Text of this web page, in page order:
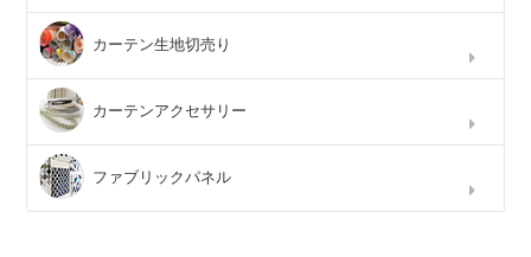
カーテン生地切売り
カーテンアクセサリー
ファブリックパネル